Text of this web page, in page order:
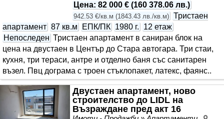
Цена: 82 000 € (160 378.06 лв.)
942.53 €/кв.м (1843.43 лв./кв.м) Тристаен
апартамент 87 кв.м ЕПК/ПК 1980 г.
12 етаж
Непоследен Тристаен апартамент в саниран блок на
цена на двустаен в Център до Стара автогара. Три стаи,
кухня, три тераси, антре и отделно баня със санитарен
възел. Пвц дограма с троен стъклопакет, латекс, фаянс..
Двустаен апартамент, ново
строителство до LIDL на
Възраждане пред акт 16